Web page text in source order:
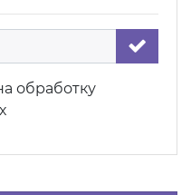
обработку